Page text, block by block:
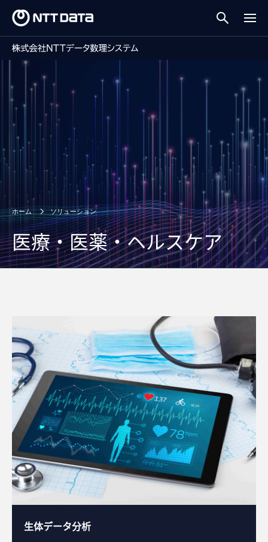
ホーム ソリューション
医療・医薬・ヘルスケア
生体データ分析